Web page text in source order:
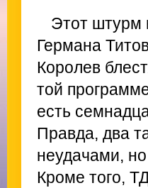
Этот штурм
Германа
Королев
той
есть
Правда, два
неудачами,
Кроме того,